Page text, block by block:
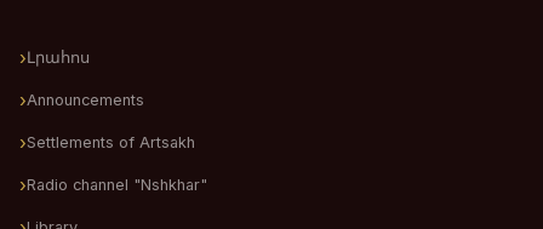
Լրահոս
Announcements
Settlements of Artsakh
Radio channel "Nshkhar"